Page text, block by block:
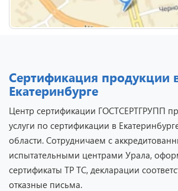
Сертификация продукции
Екатеринбурге
Центр сертификации ГОСТСЕРТГРУПП
услуги по сертификации в
области. Сотрудничаем с
испытательными центрами Урала,
сертификаты ТР ТС, декларации
отказные письма.